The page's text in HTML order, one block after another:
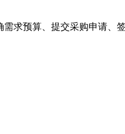
求预算、提交采购申请、